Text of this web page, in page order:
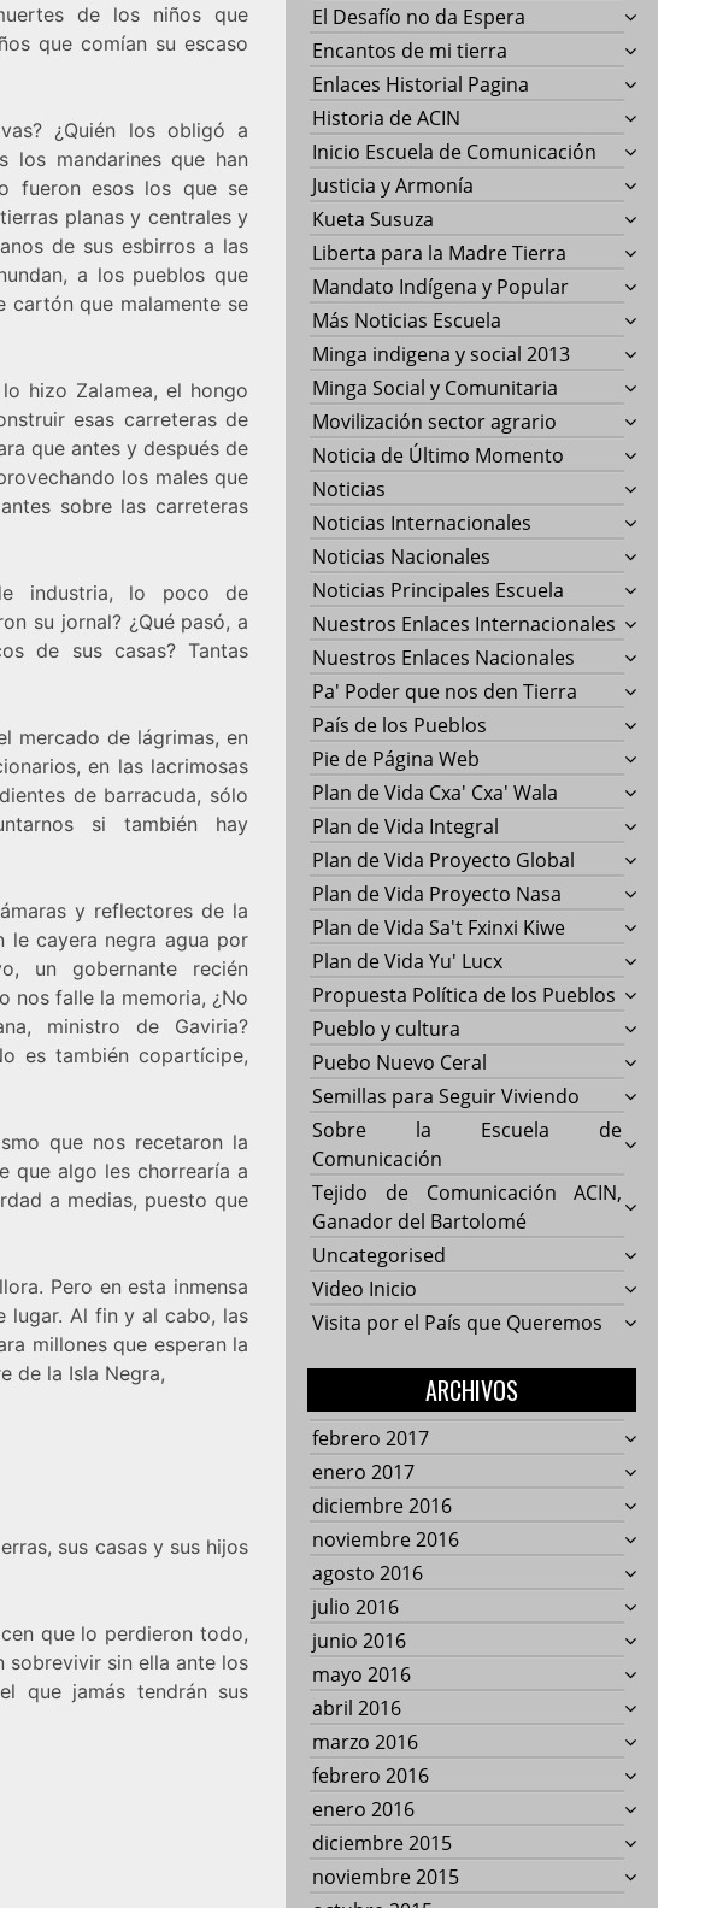
de los niños que
que comían su escaso
¿Quién los obligó a
los mandarines que han
fueron esos los que se
planas y centrales y
de sus esbirros a las
a los pueblos que
cartón que malamente se
hizo Zalamea, el hongo
esas carreteras de
que antes y después de
los males que
sobre las carreteras
industria, lo poco de
su jornal? ¿Qué pasó, a
de sus casas? Tantas
mercado de lágrimas, en
en las lacrimosas
de barracuda, sólo
si también hay
y reflectores de la
le cayera negra agua por
un gobernante recién
nos falle la memoria, ¿No
ministro de Gaviria?
es también copartícipe,
que nos recetaron la
que algo les chorrearía a
a medias, puesto que
Pero en esta inmensa
lugar. Al fin y al cabo, las
millones que esperan la
de la Isla Negra,
sus casas y sus hijos
que lo perdieron todo,
sobrevivir sin ella ante los
que jamás tendrán sus
El Desafío no da Espera
Encantos de mi tierra
Enlaces Historial Pagina
Historia de ACIN
Inicio Escuela de Comunicación
Justicia y Armonía
Kueta Susuza
Liberta para la Madre Tierra
Mandato Indígena y Popular
Más Noticias Escuela
Minga indigena y social 2013
Minga Social y Comunitaria
Movilización sector agrario
Noticia de Último Momento
Noticias
Noticias Internacionales
Noticias Nacionales
Noticias Principales Escuela
Nuestros Enlaces Internacionales
Nuestros Enlaces Nacionales
Pa' Poder que nos den Tierra
País de los Pueblos
Pie de Página Web
Plan de Vida Cxa' Cxa' Wala
Plan de Vida Integral
Plan de Vida Proyecto Global
Plan de Vida Proyecto Nasa
Plan de Vida Sa't Fxinxi Kiwe
Plan de Vida Yu' Lucx
Propuesta Política de los Pueblos
Pueblo y cultura
Puebo Nuevo Ceral
Semillas para Seguir Viviendo
Sobre la Escuela de
Comunicación
Tejido de Comunicación ACIN,
Ganador del Bartolomé
Uncategorised
Video Inicio
Visita por el País que Queremos
ARCHIVOS
febrero 2017
enero 2017
diciembre 2016
noviembre 2016
agosto 2016
julio 2016
junio 2016
mayo 2016
abril 2016
marzo 2016
febrero 2016
enero 2016
diciembre 2015
noviembre 2015